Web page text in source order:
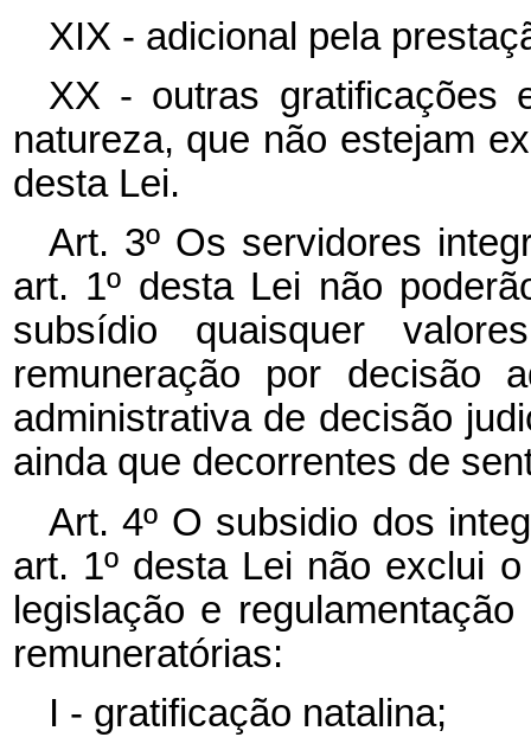
XIX - adicional pela
XX - outras gratificações
natureza, que não estejam
desta Lei.
Art. 3º Os servidores
art. 1º desta Lei não
subsídio quaisquer
remuneração por decisão
administrativa de decisão
ainda que decorrentes de
Art. 4º O subsidio dos
art. 1º desta Lei não exclui
legislação e
remuneratórias:
I - gratificação natalina;